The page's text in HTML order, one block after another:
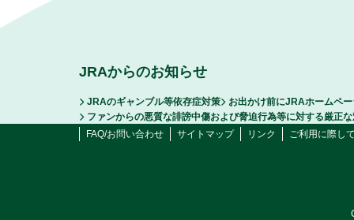
JRAからのお知らせ
JRAのギャンブル等依存症対策
お出かけ前にJRAホームペ
ファンからの悪質な誹謗中傷および脅迫行為等に対する厳正
FAQ/お問い合わせ
サイトマップ リンク ご利用に際し